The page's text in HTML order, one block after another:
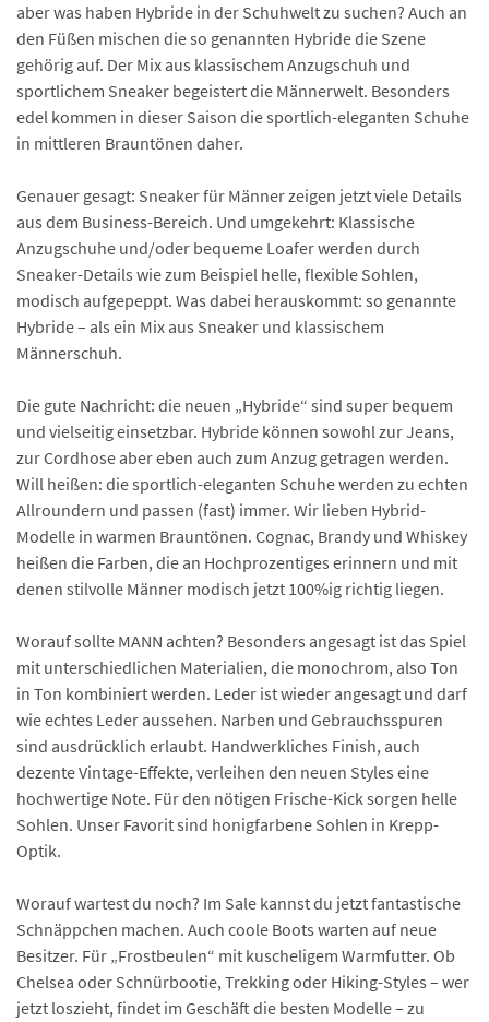
aber was haben Hybride in der Schuhwelt zu suchen? Auch an
den Füßen mischen die so genannten Hybride die Szene
gehörig auf. Der Mix aus klassischem Anzugschuh und
sportlichem Sneaker begeistert die Männerwelt. Besonders
edel kommen in dieser Saison die sportlich-eleganten Schuhe
in mittleren Brauntönen daher.
Genauer gesagt: Sneaker für Männer zeigen jetzt viele Details
aus dem Business-Bereich. Und umgekehrt: Klassische
Anzugschuhe und/oder bequeme Loafer werden durch
Sneaker-Details wie zum Beispiel helle, flexible Sohlen,
modisch aufgepeppt. Was dabei herauskommt: so genannte
Hybride – als ein Mix aus Sneaker und klassischem
Männerschuh.
Die gute Nachricht: die neuen „Hybride“ sind super bequem
und vielseitig einsetzbar. Hybride können sowohl zur Jeans,
zur Cordhose aber eben auch zum Anzug getragen werden.
Will heißen: die sportlich-eleganten Schuhe werden zu echten
Allroundern und passen (fast) immer. Wir lieben Hybrid-
Modelle in warmen Brauntönen. Cognac, Brandy und Whiskey
heißen die Farben, die an Hochprozentiges erinnern und mit
denen stilvolle Männer modisch jetzt 100%ig richtig liegen.
Worauf sollte MANN achten? Besonders angesagt ist das Spiel
mit unterschiedlichen Materialien, die monochrom, also Ton
in Ton kombiniert werden. Leder ist wieder angesagt und darf
wie echtes Leder aussehen. Narben und Gebrauchsspuren
sind ausdrücklich erlaubt. Handwerkliches Finish, auch
dezente Vintage-Effekte, verleihen den neuen Styles eine
hochwertige Note. Für den nötigen Frische-Kick sorgen helle
Sohlen. Unser Favorit sind honigfarbene Sohlen in Krepp-
Optik.
Worauf wartest du noch? Im Sale kannst du jetzt fantastische
Schnäppchen machen. Auch coole Boots warten auf neue
Besitzer. Für „Frostbeulen“ mit kuscheligem Warmfutter. Ob
Chelsea oder Schnürbootie, Trekking oder Hiking-Styles – wer
jetzt loszieht, findet im Geschäft die besten Modelle – zu